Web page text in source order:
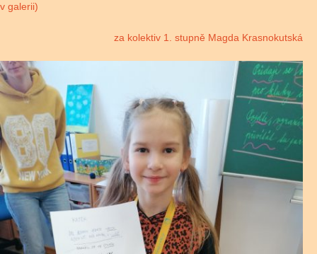
v galerii)
za kolektiv 1. stupně Magda Krasnokutská